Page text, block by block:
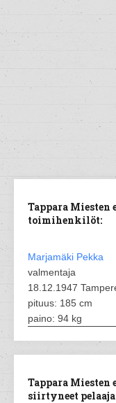
Tappara Miesten
toimihenkilöt:
Marjamäki Pekka
valmentaja
18.12.1947
pituus: 185 cm
paino: 94 kg
Tappara Miesten
siirtyneet